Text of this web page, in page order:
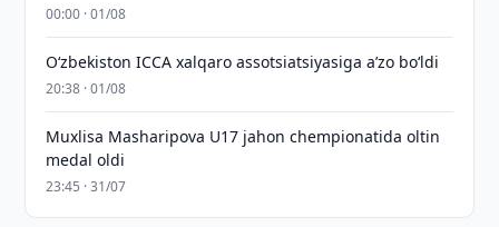
00:00 · 01/08
O‘zbekiston ICCA xalqaro assotsiatsiyasiga aʼzo bo‘ldi
20:38 · 01/08
Muxlisa Masharipova U17 jahon chempionatida oltin
medal oldi
23:45 · 31/07